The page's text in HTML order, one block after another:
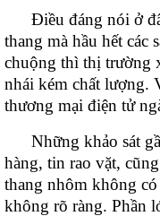
lồng
)
Thang
nhôm
gấp
4
Thang
nhôm
bàn
Điều đáng nói ở
thang mà hầu hết các
chuộng thì thị trường
nhái kém chất lượng.
thương mại điện tử
Những khảo sát
hàng, tin rao vặt,
thang nhôm không
không rõ ràng. Phần